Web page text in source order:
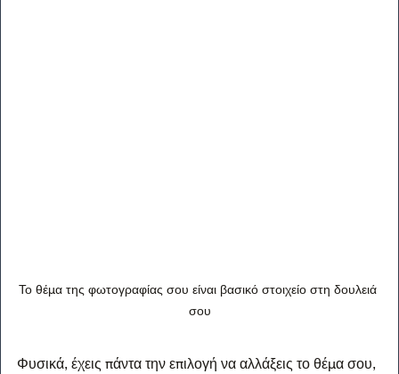
Το θέμα της φωτογραφίας σου είναι βασικό στοιχείο στη δουλειά
σου
Φυσικά, έχεις πάντα την επιλογή να αλλάξεις το θέμα σου,